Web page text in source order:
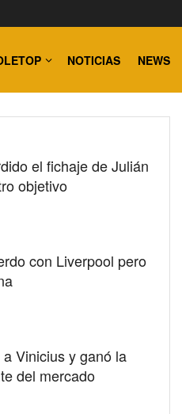
NOTICIAS NEWS
el fichaje de Julián
objetivo
con Liverpool pero
Vinicius y ganó la
del mercado